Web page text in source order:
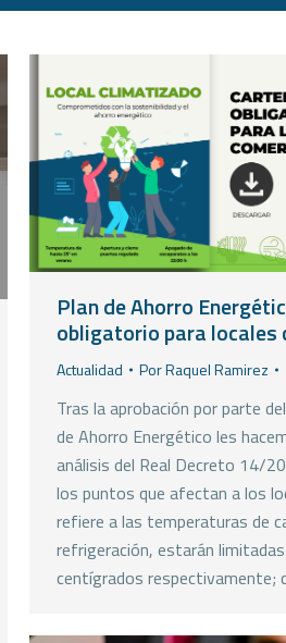
Plan de Ahorro
obligatorio para locales
Actualidad PorRaquel Ramirez
Tras la aprobación por parte
de Ahorro Energético les
análisis del Real Decreto 14/
los puntos que afectan a los
refiere a las temperaturas de
refrigeración, estarán
centígrados respectivamente;